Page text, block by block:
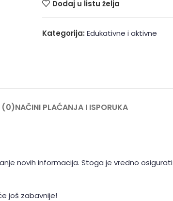
Dodaj u listu želja
Kategorija: Edukativne i aktivne
(0)NAČINI PLAĆANJA I ISPORUKA
novih informacija. Stoga je vredno
još zabavnije!